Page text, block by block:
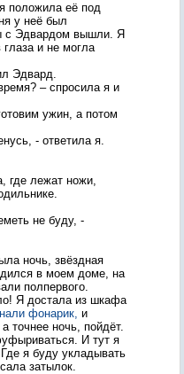
положила её под
у неё был
с Эдвардом вышли. Я
и не могла
Эдвард.
– спросила я и
ужин, а потом
- ответила я.
где лежат ножи,
не буду, -
ночь, звёздная
в моем доме, на
полпервого.
Я достала из шкафа
фонарик, и
точнее ночь, пойдёт.
И тут я
я буду укладывать
затылок.